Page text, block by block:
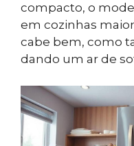
compacto, o
em cozinhas
cabe bem, como
dando um ar de